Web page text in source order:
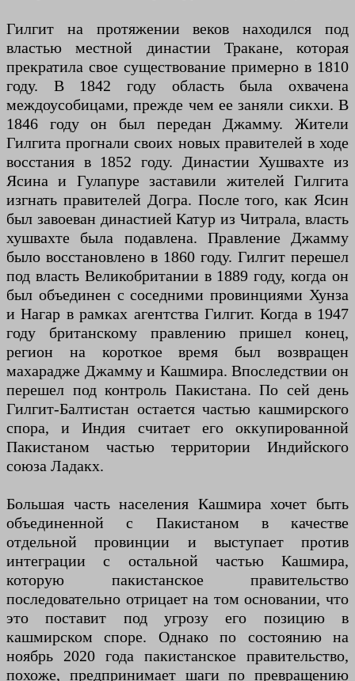
Гилгит на протяжении веков находился под
властью местной династии Тракане, которая
прекратила свое существование примерно в 1810
году. В 1842 году область была охвачена
междоусобицами, прежде чем ее заняли сикхи. В
1846 году он был передан Джамму. Жители
Гилгита прогнали своих новых правителей в ходе
восстания в 1852 году. Династии Хушвахте из
Ясина и Гулапуре заставили жителей Гилгита
изгнать правителей Догра. После того, как Ясин
был завоеван династией Катур из Читрала, власть
хушвахте была подавлена. Правление Джамму
было восстановлено в 1860 году. Гилгит перешел
под власть Великобритании в 1889 году, когда он
был объединен с соседними провинциями Хунза
и Нагар в рамках агентства Гилгит. Когда в 1947
году британскому правлению пришел конец,
регион на короткое время был возвращен
махарадже Джамму и Кашмира. Впоследствии он
перешел под контроль Пакистана. По сей день
Гилгит-Балтистан остается частью кашмирского
спора, и Индия считает его оккупированной
Пакистаном частью территории Индийского
союза Ладакх.
Большая часть населения Кашмира хочет быть
объединенной с Пакистаном в качестве
отдельной провинции и выступает против
интеграции с остальной частью Кашмира,
которую пакистанское правительство
последовательно отрицает на том основании, что
это поставит под угрозу его позицию в
кашмирском споре. Однако по состоянию на
ноябрь 2020 года пакистанское правительство,
похоже, предпринимает шаги по превращению